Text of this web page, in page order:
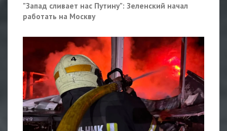
"Запад сливает нас Путину": Зеленский начал
работать на Москву